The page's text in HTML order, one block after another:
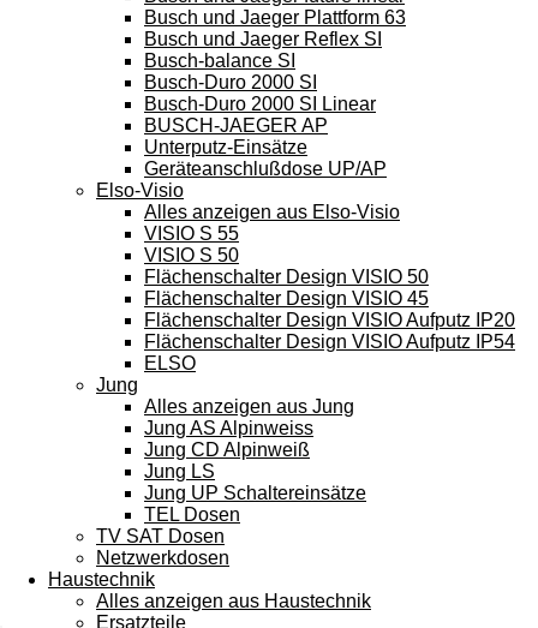
Busch und Jaeger Plattform 63
Busch und Jaeger Reflex SI
Busch-balance SI
Busch-Duro 2000 SI
Busch-Duro 2000 SI Linear
BUSCH-JAEGER AP
Unterputz-Einsätze
Geräteanschlußdose UP/AP
Elso-Visio
Alles anzeigen aus Elso-Visio
VISIO S 55
VISIO S 50
Flächenschalter Design VISIO 50
Flächenschalter Design VISIO 45
Flächenschalter Design VISIO Aufputz IP20
Flächenschalter Design VISIO Aufputz IP54
ELSO
Jung
Alles anzeigen aus Jung
Jung AS Alpinweiss
Jung CD Alpinweiß
Jung LS
Jung UP Schaltereinsätze
TEL Dosen
TV SAT Dosen
Netzwerkdosen
Haustechnik
Alles anzeigen aus Haustechnik
Ersatzteile